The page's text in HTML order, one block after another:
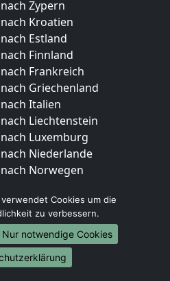
Zypern
Kroatien
Estland
Finnland
Frankreich
Griechenland
Italien
Liechtenstein
Luxemburg
Niederlande
Norwegen
Berlin
Hamburg
München
Köln
Cookies um die
zu verbessern.
Nur notwendige Cookies